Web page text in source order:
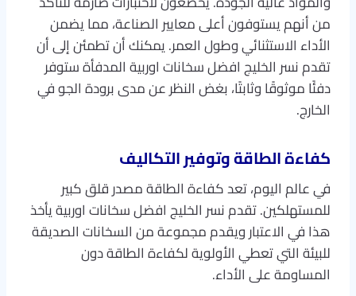
من أنهم يستوفون أعلى معايير الصناعة، مما يضمن
الأداء الاستثنائي وطول العمر. يمكنك أن تطمئن إلى أن
تقدم نسر الخليج افضل سخانات اوربية المدفأة ستوفر
دفئًا موثوقًا وثابتًا، بغض النظر عن مدى برودة الجو في
الخارج.
كفاءة الطاقة وتوفير التكاليف
في عالم اليوم، تعد كفاءة الطاقة مصدر قلق كبير
للمستهلكين. تقدم نسر الخليج افضل سخانات اوربية يأخذ
هذا في الاعتبار ويقدم مجموعة من السخانات الصديقة
للبيئة التي تعطي الأولوية لكفاءة الطاقة دون
المساومة على الأداء.